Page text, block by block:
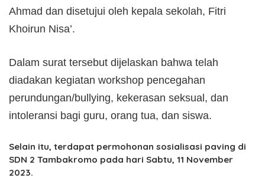
Ahmad dan disetujui oleh kepala sekolah, Fitri
Khoirun Nisa’.
Dalam surat tersebut dijelaskan bahwa telah
diadakan kegiatan workshop pencegahan
perundungan/bullying, kekerasan seksual, dan
intoleransi bagi guru, orang tua, dan siswa.
Selain itu, terdapat permohonan sosialisasi paving di
SDN 2 Tambakromo pada hari Sabtu, 11 November
2023.